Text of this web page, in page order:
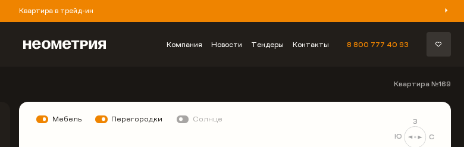
Квартира в трейд-ин
Компания Новости Тендеры Контакты 8 800 777 40 93
Квартира №169
С
Ю
З
Мебель Перегородки Солнце